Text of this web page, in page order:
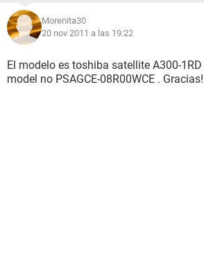
Morenita30
20 nov 2011 a las 19:22
El modelo es toshiba satellite A300-1RD
model no PSAGCE-08R00WCE . Gracias!